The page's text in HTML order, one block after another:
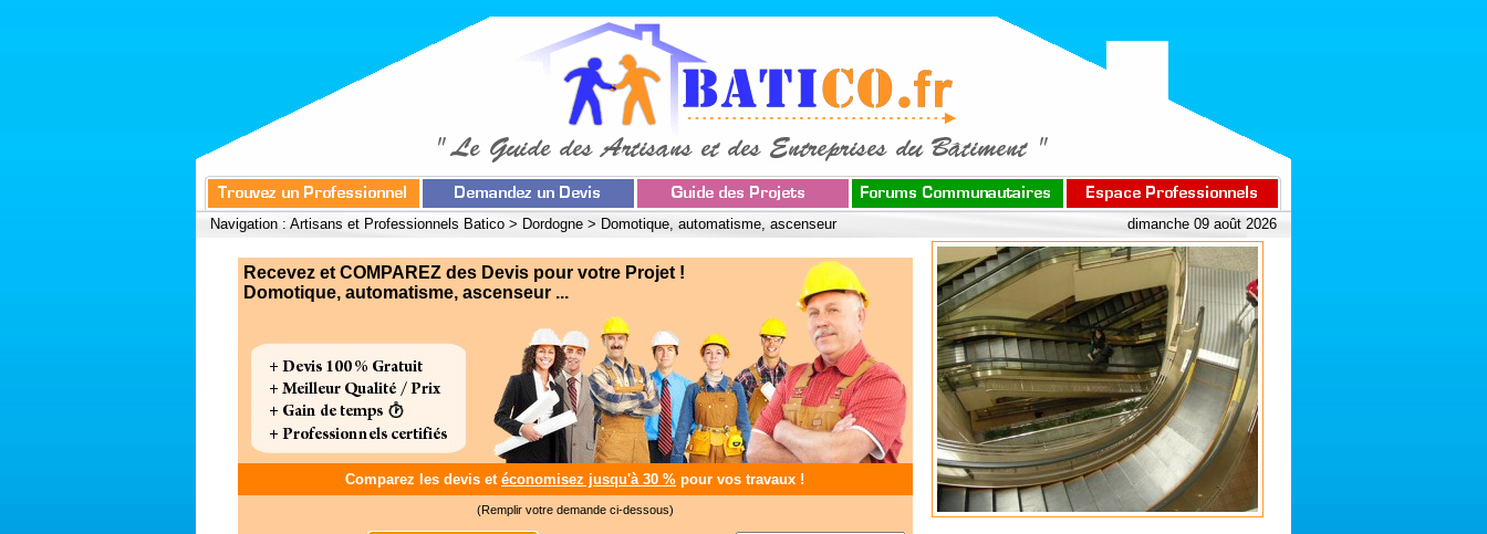
Navigation : Artisans et Professionnels Batico > Dordogne > Domotique, automatisme, ascenseur dimanche 09 août 2026
Recevez et COMPAREZ des Devis pour votre Projet !
Domotique, automatisme, ascenseur ...
Comparez les devis et économisez jusqu'à 30 % pour vos travaux !
(Remplir votre demande ci-dessous)